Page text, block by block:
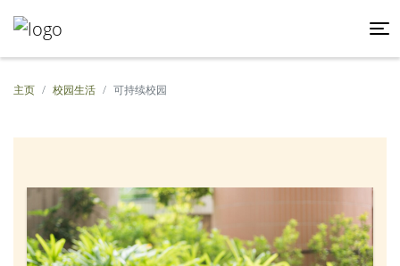
主页 校园生活 可持续校园